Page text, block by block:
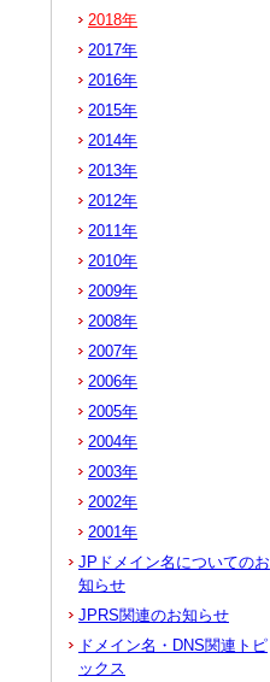
2018年
2017年
2016年
2015年
2014年
2013年
2012年
2011年
2010年
2009年
2008年
2007年
2006年
2005年
2004年
2003年
2002年
2001年
JPドメイン名についてのお
知らせ
JPRS関連のお知らせ
ドメイン名・DNS関連トピ
ックス